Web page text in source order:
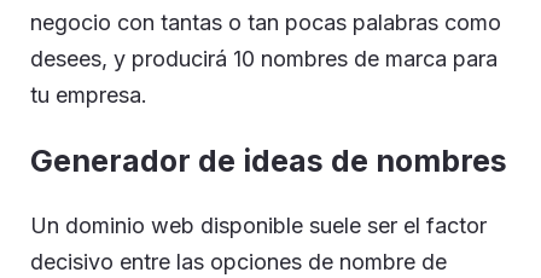
negocio con tantas o tan pocas palabras como
desees, y producirá 10 nombres de marca para
tu empresa.
Generador de ideas de nombres
Un dominio web disponible suele ser el factor
decisivo entre las opciones de nombre de